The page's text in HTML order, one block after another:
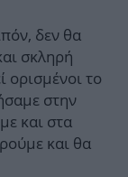
δεν θα
σκληρή
ορισμένοι το
στην
και στα
και θα